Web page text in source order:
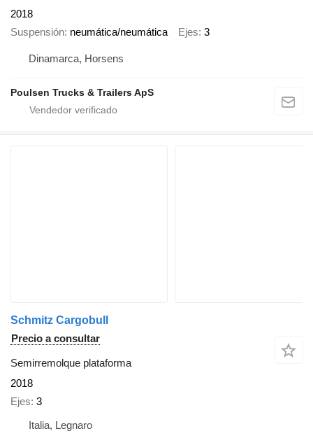
2018
Suspensión neumática/neumática Ejes 3
Dinamarca, Horsens
Poulsen Trucks & Trailers ApS
Schmitz Cargobull
Precio a consultar
Semirremolque plataforma
2018
Ejes 3
Italia, Legnaro